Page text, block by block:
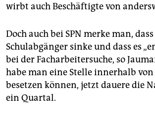
wirbt auch Beschäftigte von
Doch auch bei SPN merke man,
Schulabgänger sinke und dass es
bei der Facharbeitersuche, so
habe man eine Stelle innerhalb von
besetzen können, jetzt dauere die
ein Quartal.